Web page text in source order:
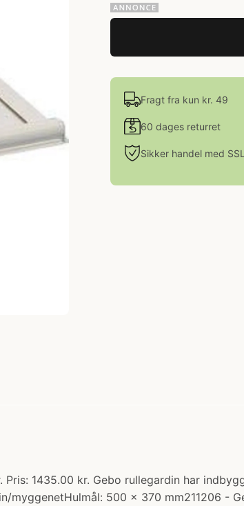
Fragt fra kun kr. 49
60 dages returret
Sikker handel med
1435.00 kr. Gebo rullegardin har
myggenetHulmål: 500 x 370 mm211206 -